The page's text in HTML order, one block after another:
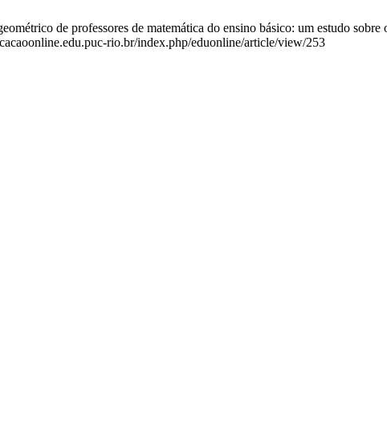
de professores de matemática do ensino básico: um estudo
rio.br/index.php/eduonline/article/view/253